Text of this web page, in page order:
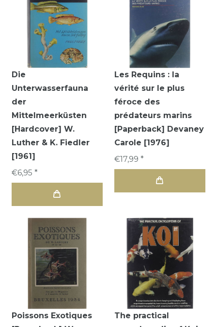
Die
Unterwasserfauna
der
Mittelmeerküsten
[Hardcover] W.
Luther & K. Fiedler
[1961]
€6,95 *
Les Requins : la
vérité sur le plus
féroce des
prédateurs marins
[Paperback] Devaney
Carole [1976]
€17,99 *
Poissons Exotiques
The practical